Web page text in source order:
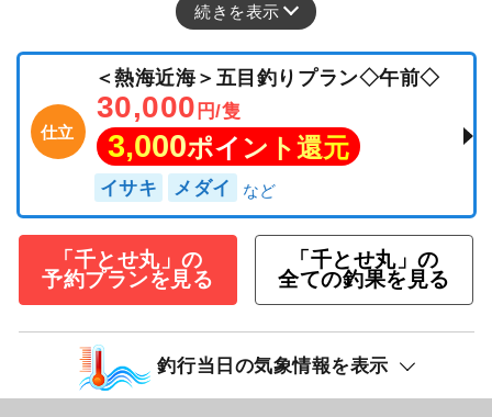
続きを表示
仕立
＜熱海近海＞五目釣りプラン◇午前◇
30,000 円/隻
3,000ポイント還元
イサキ メダイ
「千とせ丸」の
予約プランを見る
「千とせ丸」の
全ての釣果を見る
釣行当日の気象情報を表示